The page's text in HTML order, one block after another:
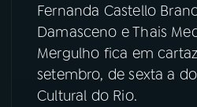
Fernanda Castello
Damasceno e Thais
Mergulho fica em
setembro, de sexta a
Cultural do Rio.